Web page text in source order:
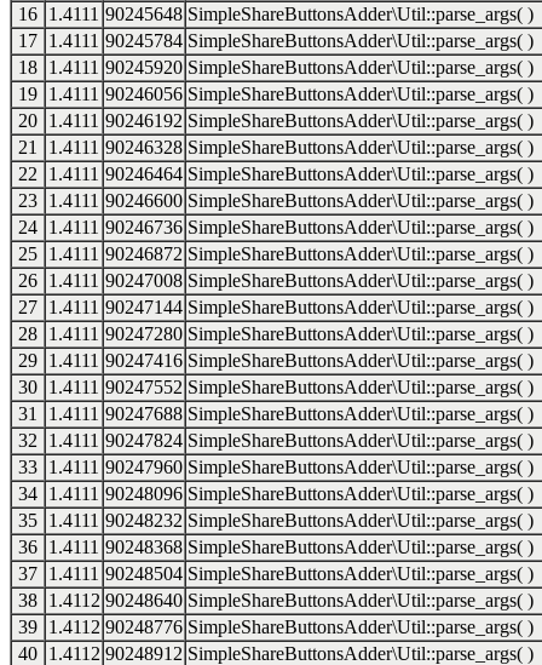
16 1.4111 90245648 SimpleShareButtonsAdder\Util::parse_args( )
17 1.4111 90245784 SimpleShareButtonsAdder\Util::parse_args( )
18 1.4111 90245920 SimpleShareButtonsAdder\Util::parse_args( )
19 1.4111 90246056 SimpleShareButtonsAdder\Util::parse_args( )
20 1.4111 90246192 SimpleShareButtonsAdder\Util::parse_args( )
21
1.4111 90246328 SimpleShareButtonsAdder\Util::parse_args( )
22
1.4111 90246464 SimpleShareButtonsAdder\Util::parse_args( )
23 1.4111 90246600 SimpleShareButtonsAdder\Util::parse_args( )
24 1.4111 90246736 SimpleShareButtonsAdder\Util::parse_args( )
25 1.4111 90246872 SimpleShareButtonsAdder\Util::parse_args( )
26 1.4111 90247008 SimpleShareButtonsAdder\Util::parse_args( )
27 1.4111 90247144 SimpleShareButtonsAdder\Util::parse_args( )
28 1.4111 90247280 SimpleShareButtonsAdder\Util::parse_args( )
29 1.4111 90247416 SimpleShareButtonsAdder\Util::parse_args( )
30 1.4111 90247552 SimpleShareButtonsAdder\Util::parse_args( )
31
1.4111 90247688 SimpleShareButtonsAdder\Util::parse_args( )
32
1.4111 90247824 SimpleShareButtonsAdder\Util::parse_args( )
33 1.4111 90247960 SimpleShareButtonsAdder\Util::parse_args( )
34 1.4111 90248096 SimpleShareButtonsAdder\Util::parse_args( )
35 1.4111 90248232 SimpleShareButtonsAdder\Util::parse_args( )
36 1.4111 90248368 SimpleShareButtonsAdder\Util::parse_args( )
37 1.4111 90248504 SimpleShareButtonsAdder\Util::parse_args( )
38 1.4112 90248640 SimpleShareButtonsAdder\Util::parse_args( )
39 1.4112 90248776 SimpleShareButtonsAdder\Util::parse_args( )
40 1.4112 90248912 SimpleShareButtonsAdder\Util::parse_args( )